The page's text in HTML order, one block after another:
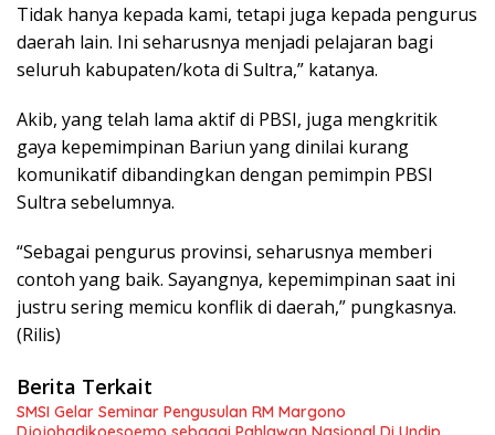
Tidak hanya kepada kami, tetapi juga kepada pengurus
daerah lain. Ini seharusnya menjadi pelajaran bagi
seluruh kabupaten/kota di Sultra,” katanya.
Akib, yang telah lama aktif di PBSI, juga mengkritik
gaya kepemimpinan Bariun yang dinilai kurang
komunikatif dibandingkan dengan pemimpin PBSI
Sultra sebelumnya.
“Sebagai pengurus provinsi, seharusnya memberi
contoh yang baik. Sayangnya, kepemimpinan saat ini
justru sering memicu konflik di daerah,” pungkasnya.
(Rilis)
Berita Terkait
SMSI Gelar Seminar Pengusulan RM Margono